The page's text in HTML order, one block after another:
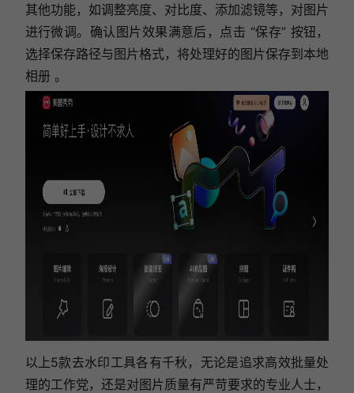
其他功能，如调整亮度、对比度、添加滤镜等，对图片
进行微调。确认图片效果满意后，点击 “保存” 按钮，
选择保存路径与图片格式，将处理好的图片保存到本地
相册 。
以上5款去水印工具各有千秋，无论是追求高效批量处
理的工作党，还是对图片质量有严苛要求的专业人士，